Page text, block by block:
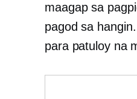
maagap sa
pagod sa
para patuloy na